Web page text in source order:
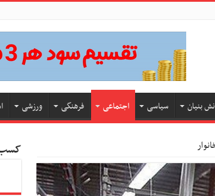
بنیان سیاسی اجتماعی فرهنگی ورزشی
کسب